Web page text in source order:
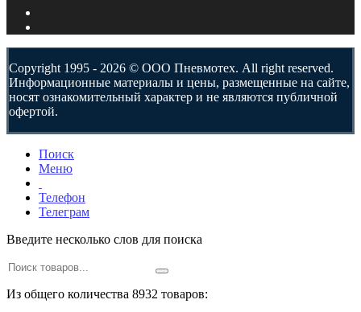
Copyright 1995 - 2026 © ООО Пневмотех. All right reserved.
Информационные материалы и цены, размещенные на сайте,
носят ознакомительный характер и не являются публичной
офертой.
Поиск
Меню
Телефон
Телеграм
Введите несколько слов для поиска
Из общего количества 8932 товаров: